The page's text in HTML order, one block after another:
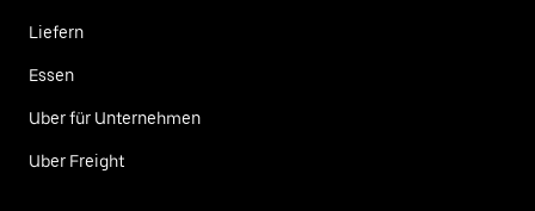
Liefern
Essen
Uber für Unternehmen
Uber Freight